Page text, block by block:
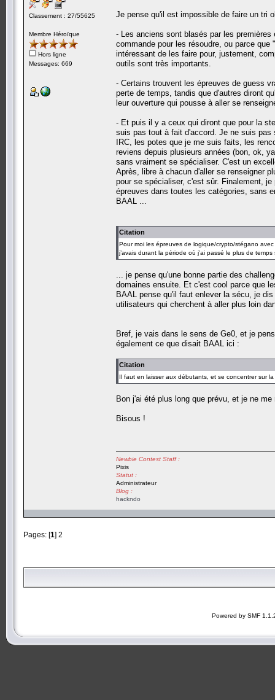
Classement : 27/55625
Membre Héroïque
Hors ligne
Messages: 669
Je pense qu'il est impossible de faire un tri
- Les anciens sont blasés par les
commande pour les résoudre, ou parce
intéressant de les faire pour, justement,
outils sont très importants.
- Certains trouvent les épreuves de guess
perte de temps, tandis que d'autres diront
leur ouverture qui pousse à aller se
- Et puis il y a ceux qui diront que pour la
suis pas tout à fait d'accord. Je ne suis
IRC, les potes que je me suis faits, les
reviens depuis plusieurs années (bon, ok,
sans vraiment se spécialiser. C'est un
Après, libre à chacun d'aller se renseigner
pour se spécialiser, c'est sûr. Finalement,
épreuves dans toutes les catégories, sans
BAAL ...
Citation
Pour moi les épreuves de logique/crypto/stégano
j’avais durant la période où j’ai passé le plus de temps
... je pense qu'une bonne partie des
domaines ensuite. Et c'est cool parce que
BAAL pense qu'il faut enlever la sécu, je
utilisateurs qui cherchent à aller plus loin
Bref, je vais dans le sens de Ge0, et je
également ce que disait BAAL ici :
Citation
Il faut en laisser aux débutants, et se concentrer sur
Bon j'ai été plus long que prévu, et je ne
Bisous !
Newbie Contest Staff :
Pixis
Statut :
Administrateur
Blog :
hackndo
Pages: [1] 2
Powered by SMF